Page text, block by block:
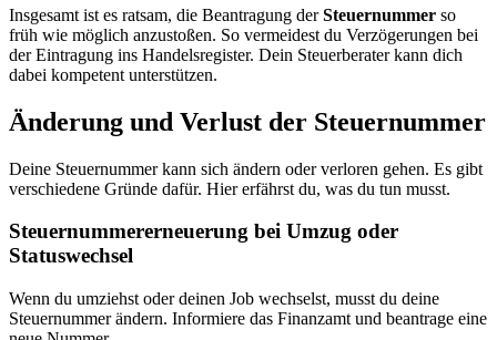
Insgesamt ist es ratsam, die Beantragung derSteuernummer so
früh wie möglich anzustoßen. So vermeidest du Verzögerungen bei
der Eintragung ins Handelsregister. Dein Steuerberater kann dich
dabei kompetent unterstützen.
Änderung und Verlust der Steuernummer
Deine Steuernummer kann sich ändern oder verloren gehen. Es gibt
verschiedene Gründe dafür. Hier erfährst du, was du tun musst.
Steuernummererneuerung bei Umzug oder
Statuswechsel
Wenn du umziehst oder deinen Job wechselst, musst du deine
Steuernummer ändern. Informiere das Finanzamt und beantrage eine